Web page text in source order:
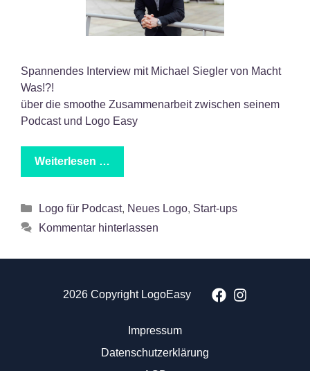
Spannendes Interview mit Michael Siegler von Macht
Was!?!
über die smoothe Zusammenarbeit zwischen seinem
Podcast und Logo Easy
Weiterlesen …
Kategorien
Logo für Podcast, Neues Logo, Start-ups
Kommentar hinterlassen
2026 Copyright LogoEasy
Impressum
Datenschutzerklärung